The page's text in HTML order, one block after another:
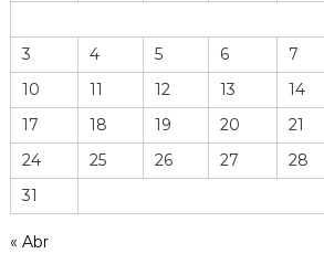
o
h
r
r
m
i
3
4 5 6 7
10
11 12 13 14
17
18 19 20 21
24
25 26 27 28
31
« Abr